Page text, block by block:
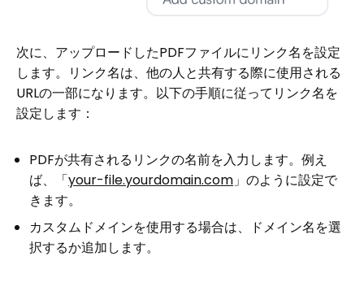
次に、アップロードしたPDFファイルにリンク名を設定
します。リンク名は、他の人と共有する際に使用される
URLの一部になります。以下の手順に従ってリンク名を
設定します：
PDFが共有されるリンクの名前を入力します。例え
ば、「your-file.yourdomain.com」のように設定で
きます。
カスタムドメインを使用する場合は、ドメイン名を選
択するか追加します。